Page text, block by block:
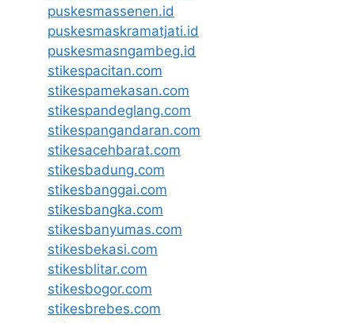
puskesmassenen.id
puskesmaskramatjati.id
puskesmasngambeg.id
stikespacitan.com
stikespamekasan.com
stikespandeglang.com
stikespangandaran.com
stikesacehbarat.com
stikesbadung.com
stikesbanggai.com
stikesbangka.com
stikesbanyumas.com
stikesbekasi.com
stikesblitar.com
stikesbogor.com
stikesbrebes.com